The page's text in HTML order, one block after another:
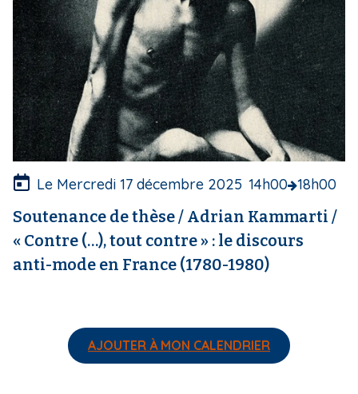
c
o
u
e
r
t
u
r
e
Le Mercredi 17 décembre 2025 14h00 18h00
Soutenance de thèse / Adrian Kammarti /
« Contre (…), tout contre » : le discours
anti-mode en France (1780-1980)
AJOUTER À MON CALENDRIER